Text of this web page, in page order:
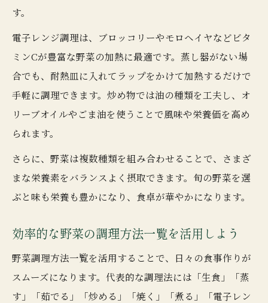
す。
電子レンジ調理は、ブロッコリーやモロヘイヤなどビタ
ミンCが豊富な野菜の加熱に最適です。蒸し器がない場
合でも、耐熱皿に入れてラップをかけて加熱するだけで
手軽に調理できます。炒め物では油の種類を工夫し、オ
リーブオイルやごま油を使うことで風味や栄養価を高め
られます。
さらに、野菜は複数種類を組み合わせることで、さまざ
まな栄養素をバランスよく摂取できます。旬の野菜を選
ぶと味も栄養も豊かになり、食卓が華やかになります。
効率的な野菜の調理方法一覧を活用しよう
野菜調理方法一覧を活用することで、日々の食事作りが
スムーズになります。代表的な調理法には「生食」「蒸
す」「茹でる」「炒める」「焼く」「煮る」「電子レン